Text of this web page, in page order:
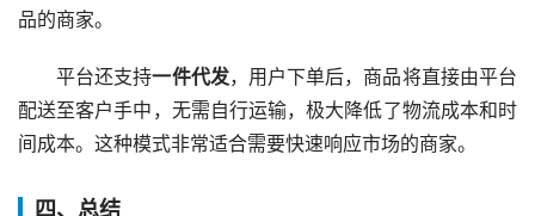
品的商家。
平台还支持一件代发，用户下单后，商品将直接由平台
配送至客户手中，无需自行运输，极大降低了物流成本和时
间成本。这种模式非常适合需要快速响应市场的商家。
四、总结